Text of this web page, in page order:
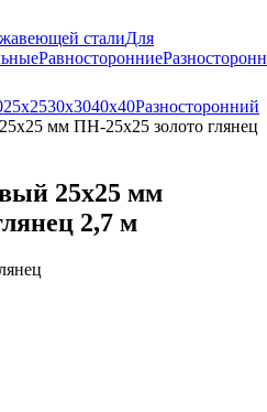
сталиДля
Равносторонние
25х2530х3040х40Разносторонний
мм ПН-25х25 золото глянец
25х25 мм
2,7 м